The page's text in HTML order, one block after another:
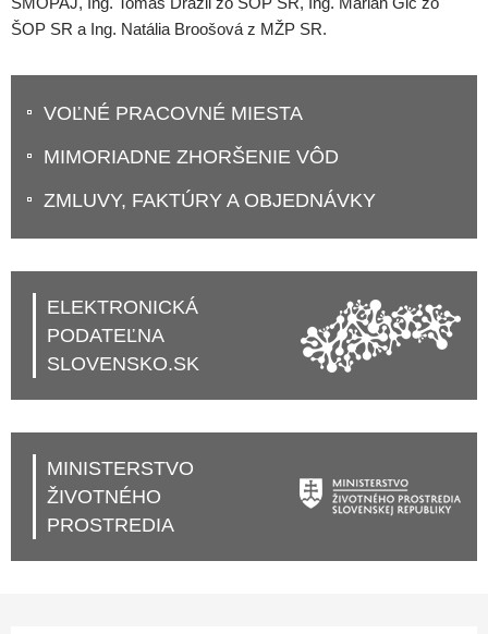
ŠOP SR a Ing. Natália Broošová z MŽP SR.
VOĽNÉ PRACOVNÉ MIESTA
MIMORIADNE ZHORŠENIE VÔD
ZMLUVY, FAKTÚRY A OBJEDNÁVKY
ELEKTRONICKÁ
PODATEĽNA
SLOVENSKO.SK
MINISTERSTVO
ŽIVOTNÉHO
PROSTREDIA